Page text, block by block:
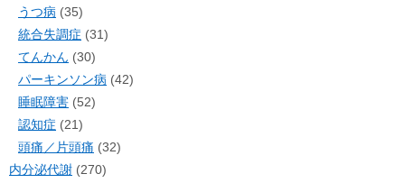
うつ病 (35)
統合失調症 (31)
てんかん (30)
パーキンソン病 (42)
睡眠障害 (52)
認知症 (21)
頭痛／片頭痛 (32)
内分泌代謝 (270)